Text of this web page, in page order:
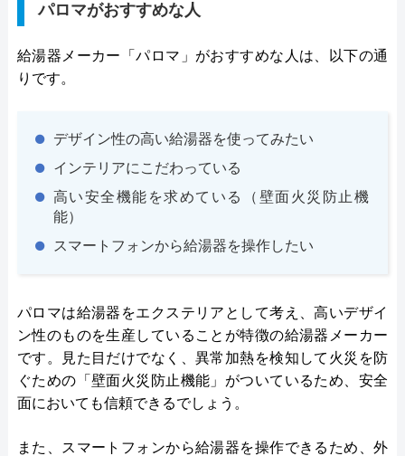
パロマがおすすめな人
給湯器メーカー「パロマ」がおすすめな人は、以下の通
りです。
デザイン性の高い給湯器を使ってみたい
インテリアにこだわっている
高い安全機能を求めている（壁面火災防止機
能）
スマートフォンから給湯器を操作したい
パロマは給湯器をエクステリアとして考え、高いデザイ
ン性のものを生産していることが特徴の給湯器メーカー
です。見た目だけでなく、異常加熱を検知して火災を防
ぐための「壁面火災防止機能」がついているため、安全
面においても信頼できるでしょう。
また、スマートフォンから給湯器を操作できるため、外